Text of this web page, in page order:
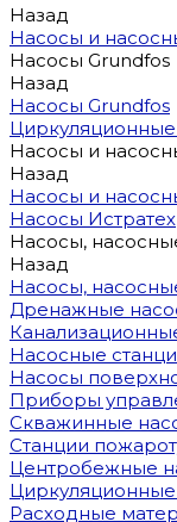
Назад
Насосы и
Насосы Grundfos
Назад
Насосы Grundfos
Насосы и
Назад
Насосы и
Насосы Истратех
Насосы,
Назад
Насосы,
Дренажные
Насосные
Насосы
Приборы
Скважинные
Станции
Центробежные
Расходные